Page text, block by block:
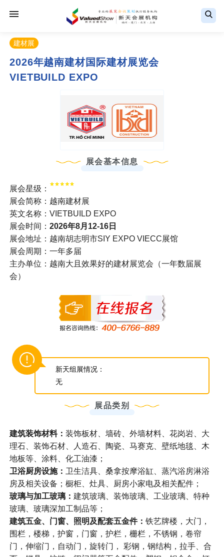
建材展
2026年越南建材国际建材展览会
VIETBUILD EXPO
展会基本信息
展会星级：
展会简称：越南建材展
英文名称：VIETBUILD EXPO
展会时间： 2026年8月12-16日
展会地址：越南胡志明市SIY EXPO VIECC展馆
展会周期：一年多届
主办单位：越南大且效果好的建材展览会（一年数届展
会）
新天组展情况：
无
展品类别
建筑装饰材料： 装饰板材、墙砖、外墙材料、花岗岩、大
理石、装饰石材、人造石、陶瓷、马赛克、壁纸地毯、木
地板等、涂料、化工油漆；
卫浴厨房设施： 卫生洁具、桑拿按摩浴缸、蒸汽浴房淋浴
房及相关设备；橱柜、灶具、厨房小家电及相关配件；
玻璃与加工玻璃： 建筑玻璃、装饰玻璃、工业玻璃、特种
玻璃、玻璃深加工制品等；
建筑五金、门窗、照明及配套五金件： 铁艺牌楼，大门，
围栏，楼梯，护窗，门窗，护栏，栅栏，不锈钢，卷帘
门，伸缩门，自动门，旋转门， 彩钢，钢结构，拉手、合